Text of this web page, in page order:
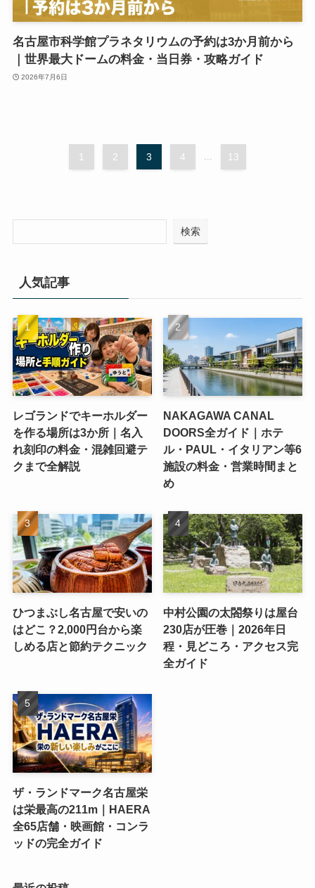
名古屋市科学館プラネタリウムの予約は3か月前から
｜世界最大ドームの料金・当日券・攻略ガイド
2026年7月6日
1 2 3 4 ... 13
検索
人気記事
レゴランドでキーホルダー
を作る場所は3か所｜名入
れ刻印の料金・混雑回避テ
クまで全解説
NAKAGAWA CANAL
DOORS全ガイド｜ホテ
ル・PAUL・イタリアン等6
施設の料金・営業時間まと
め
ひつまぶし名古屋で安いの
はどこ？2,000円台から楽
しめる店と節約テクニック
中村公園の太閤祭りは屋台
230店が圧巻｜2026年日
程・見どころ・アクセス完
全ガイド
ザ・ランドマーク名古屋栄
は栄最高の211m｜HAERA
全65店舗・映画館・コンラ
ッドの完全ガイド